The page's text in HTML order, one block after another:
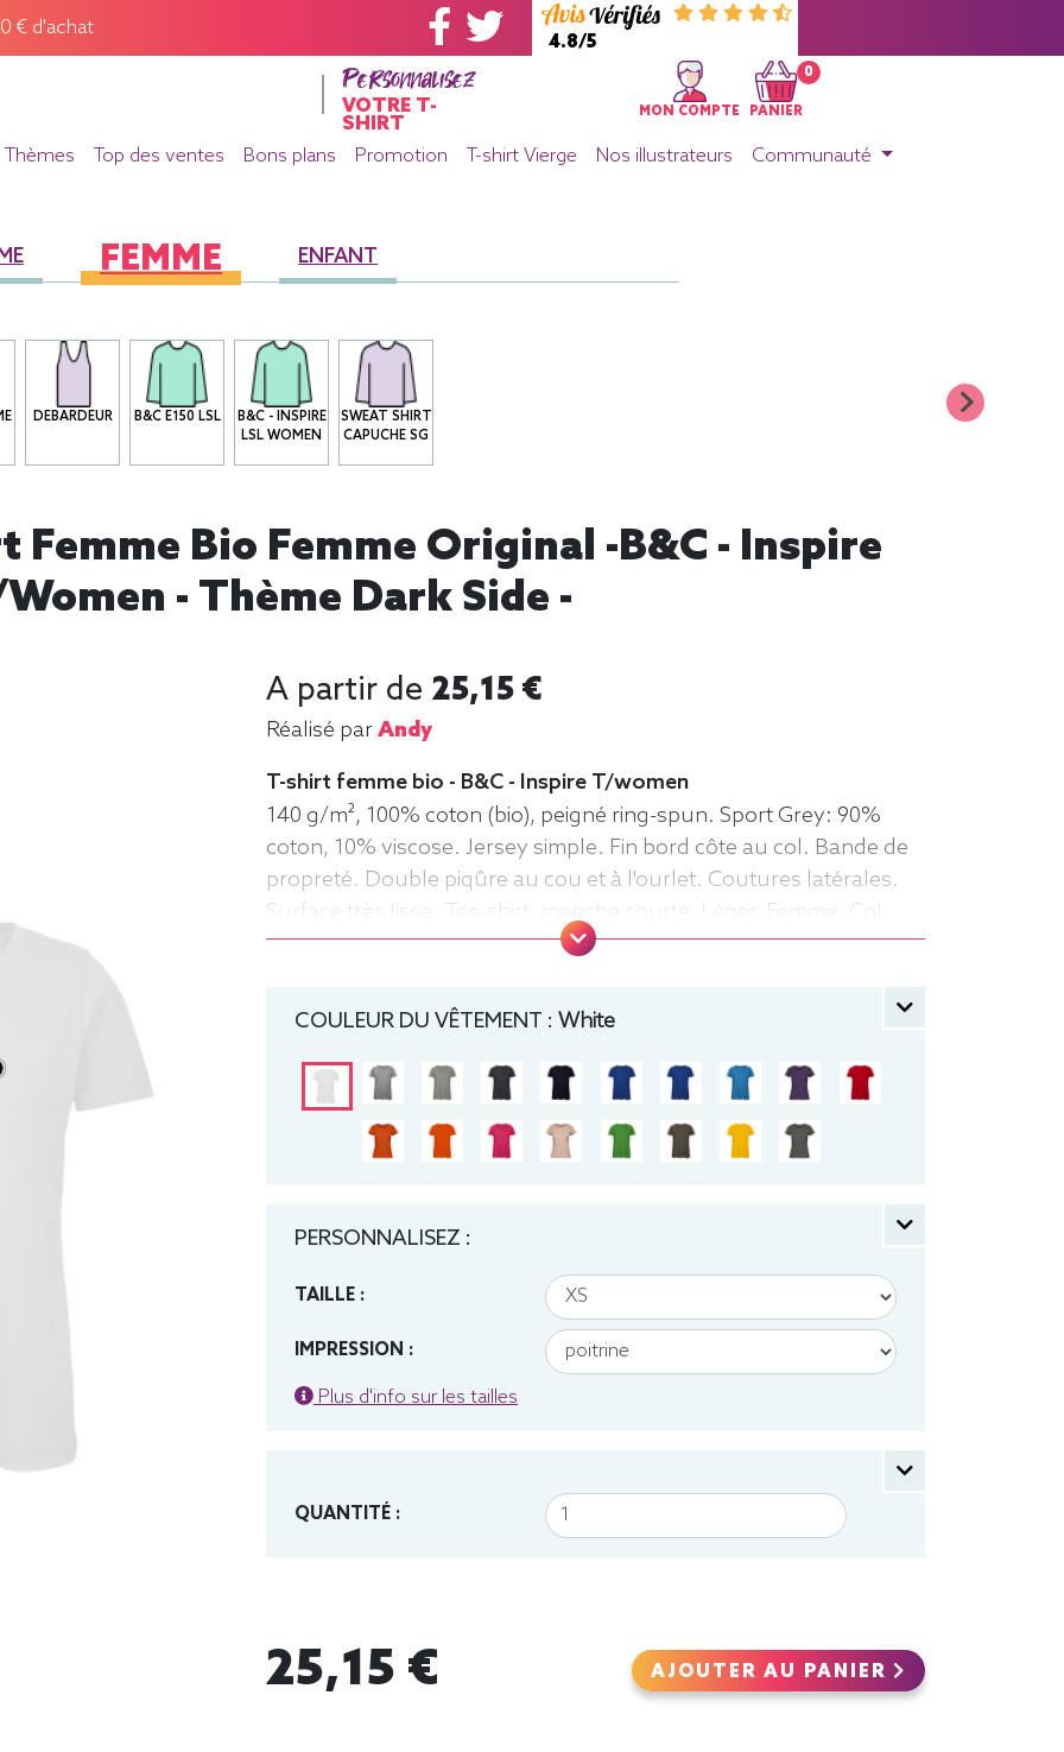
€ d'achat
4.8/5
Personnalisez
VOTRE T-
SHIRT
MON COMPTE
0
PANIER
Thèmes Top des ventes Bons plans Promotion T-shirt Vierge Nos illustrateurs Communauté
FEMME ENFANT
DEBARDEUR B&C E150 LSL
B&C - INSPIRE
LSL WOMEN
SWEAT SHIRT
CAPUCHE SG
Femme Bio Femme Original -B&C - Inspire
- Thème Dark Side -
A partir de 25,15 €
Réalisé parAndy
T-shirt femme bio - B&C - Inspire T/women
140 g/m², 100% coton (bio), peigné ring-spun. Sport Grey: 90%
coton, 10% viscose. Jersey simple. Fin bord côte au col. Bande de
propreté. Double piqûre au cou et à l'ourlet. Coutures latérales.
Surface très lisse. Tee-shirt, manche courte, Léger, Femme, Col
rond, Bio / Organic, B&C
COULEUR DU VÊTEMENT : White
PERSONNALISEZ :
TAILLE :
IMPRESSION :
Plus d'info sur les tailles
QUANTITÉ :
25,15 € AJOUTER AU PANIER